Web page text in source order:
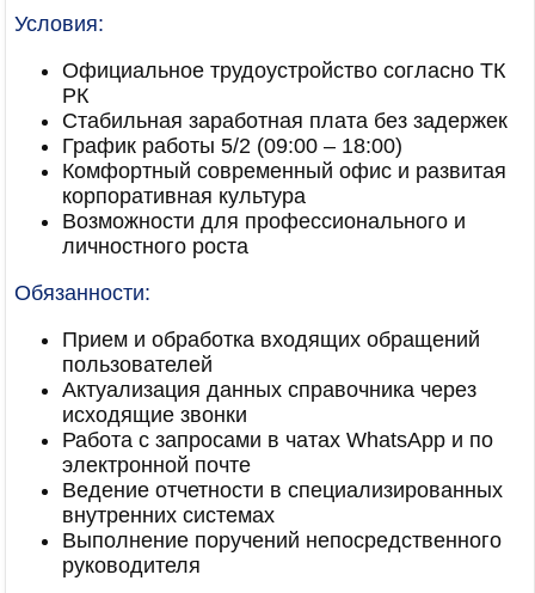
Условия:
Официальное трудоустройство согласно ТК
РК
Стабильная заработная плата без задержек
График работы 5/2 (09:00 – 18:00)
Комфортный современный офис и развитая
корпоративная культура
Возможности для профессионального и
личностного роста
Обязанности:
Прием и обработка входящих обращений
пользователей
Актуализация данных справочника через
исходящие звонки
Работа с запросами в чатах WhatsApp и по
электронной почте
Ведение отчетности в специализированных
внутренних системах
Выполнение поручений непосредственного
руководителя